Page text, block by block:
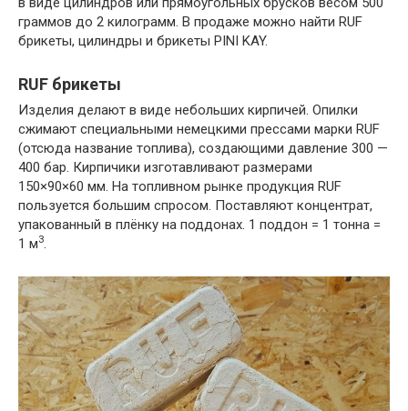
граммов до 2 килограмм. В продаже можно найти RUF
брикеты, цилиндры и брикеты PINI KAY.
RUF брикеты
Изделия делают в виде небольших кирпичей. Опилки
сжимают специальными немецкими прессами марки RUF
(отсюда название топлива), создающими давление 300 —
400 бар. Кирпичики изготавливают размерами
150×90×60 мм. На топливном рынке продукция RUF
пользуется большим спросом. Поставляют концентрат,
упакованный в плёнку на поддонах. 1 поддон = 1 тонна =
1 м3.